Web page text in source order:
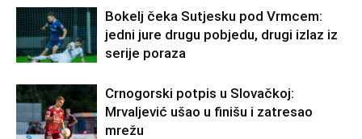
Bokelj čeka Sutjesku pod Vrmcem:
jedni jure drugu pobjedu, drugi izlaz iz
serije poraza
Crnogorski potpis u Slovačkoj:
Mrvaljević ušao u finišu i zatresao
mrežu